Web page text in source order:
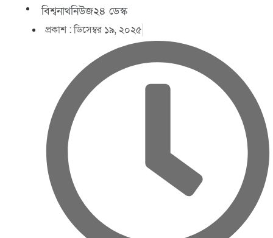
বিশ্বনাথনিউজ২৪ ডেস্ক
প্রকাশ :ডিসেম্বর ১৯, ২০২৫